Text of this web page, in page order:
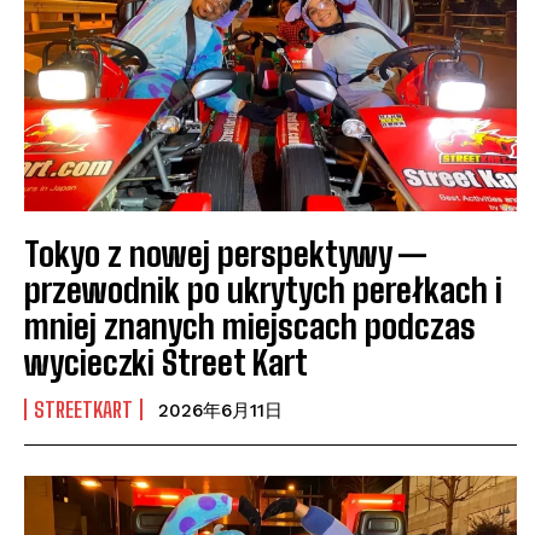
Tokyo z nowej perspektywy —
przewodnik po ukrytych perełkach i
mniej znanych miejscach podczas
wycieczki Street Kart
STREETKART 2026年6月11日